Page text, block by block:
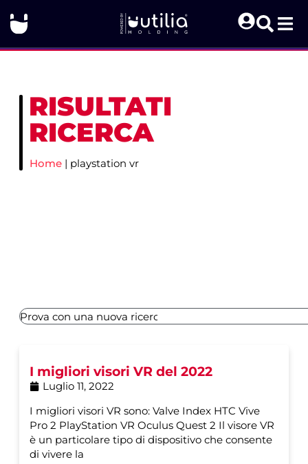
RISULTATI
RICERCA
Home | playstation vr
I migliori visori VR del 2022
Luglio 11, 2022
I migliori visori VR sono: Valve Index HTC Vive
Pro 2 PlayStation VR Oculus Quest 2 Il visore VR
è un particolare tipo di dispositivo che consente
di vivere la